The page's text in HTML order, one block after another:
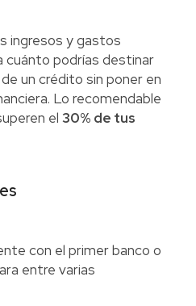
ingresos y gastos
cuánto podrías destinar
un crédito sin poner en
Lo recomendable
el 30% de tus
con el primer banco o
entre varias